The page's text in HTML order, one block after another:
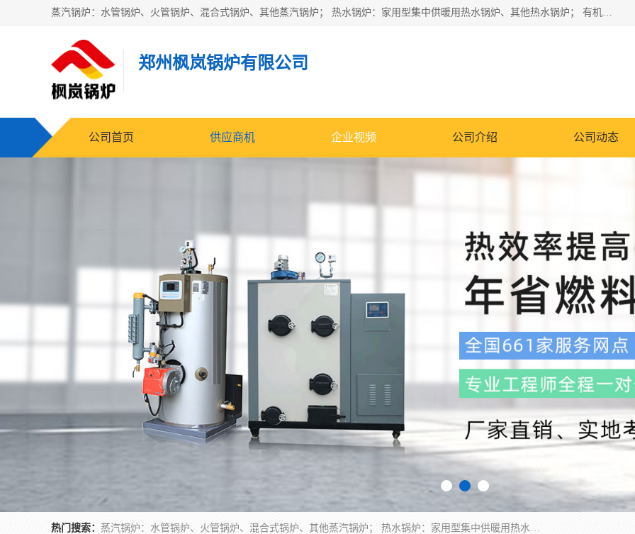
蒸汽锅炉：水管锅炉、火管锅炉、混合式锅炉、其他蒸汽锅炉； 热水锅炉：家用型集中供暖用热水锅炉、其他热水锅炉； 有机热载体锅炉； 船用蒸汽锅炉； （锅炉用辅助设备及装置）蒸汽冷凝器：表面冷凝器、混合式冷凝器、空冷式冷凝器、其他蒸汽冷凝器； 锅炉用辅助设备：节热器、蒸汽收集器、蓄能器、烟垢清除器、气体回收器、泥渣刮除器、空气预热器、其他锅炉用辅助设备；
郑州枫岚锅炉有限公司
公司首页 供应商机 企业视频 公司介绍 公司动态
热门搜索： 蒸汽锅炉：水管锅炉、火管锅炉、混合式锅炉、其他蒸汽锅炉； 热水锅炉：家用型集中供暖用热水锅炉、其他热水锅炉； 有机热载体锅炉； 船用蒸汽锅炉； （锅炉用辅助设备及装置）蒸汽冷凝器：表面冷凝器、混合式冷凝器、空冷式冷凝器、其他蒸汽冷凝器； 锅炉用辅助设备：节热器、蒸汽收集器、蓄能器、烟垢清除器、气体回收器、泥渣刮除器、空气预热器、其他锅炉用辅助设备；